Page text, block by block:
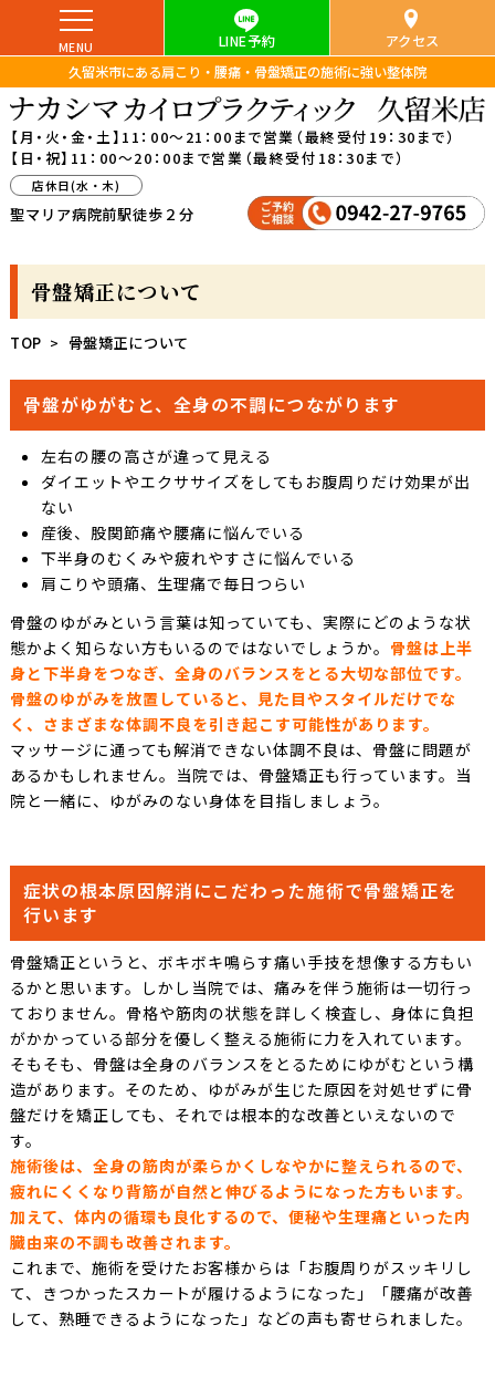
LINE予約
アクセス
久留米市にある肩こり・腰痛・骨盤矯正の施術に強い整体院
【月・火・金・土】 11：00～21：00まで営業（最終受付19：30まで）
【日・祝】 11：00～20：00まで営業（最終受付18：30まで）
店休日(水・木)
聖マリア病院前駅徒歩２分
骨盤矯正について
TOP 骨盤矯正について
骨盤がゆがむと、全身の不調につながります
左右の腰の高さが違って見える
ダイエットやエクササイズをしてもお腹周りだけ効果が出
ない
産後、股関節痛や腰痛に悩んでいる
下半身のむくみや疲れやすさに悩んでいる
肩こりや頭痛、生理痛で毎日つらい
骨盤のゆがみという言葉は知っていても、実際にどのような状
態かよく知らない方もいるのではないでしょうか。 骨盤は上半
身と下半身をつなぎ、全身のバランスをとる大切な部位です。
骨盤のゆがみを放置していると、見た目やスタイルだけでな
く、さまざまな体調不良を引き起こす可能性があります。
マッサージに通っても解消できない体調不良は、骨盤に問題が
あるかもしれません。当院では、骨盤矯正も行っています。当
院と一緒に、ゆがみのない身体を目指しましょう。
症状の根本原因解消にこだわった施術で骨盤矯正を
行います
骨盤矯正というと、ボキボキ鳴らす痛い手技を想像する方もい
るかと思います。しかし当院では、痛みを伴う施術は一切行っ
ておりません。骨格や筋肉の状態を詳しく検査し、身体に負担
がかかっている部分を優しく整える施術に力を入れています。
そもそも、骨盤は全身のバランスをとるためにゆがむという構
造があります。そのため、ゆがみが生じた原因を対処せずに骨
盤だけを矯正しても、それでは根本的な改善といえないので
す。
施術後は、全身の筋肉が柔らかくしなやかに整えられるので、
疲れにくくなり背筋が自然と伸びるようになった方もいます。
加えて、体内の循環も良化するので、便秘や生理痛といった内
臓由来の不調も改善されます。
これまで、施術を受けたお客様からは「お腹周りがスッキリし
て、きつかったスカートが履けるようになった」「腰痛が改善
して、熟睡できるようになった」などの声も寄せられました。